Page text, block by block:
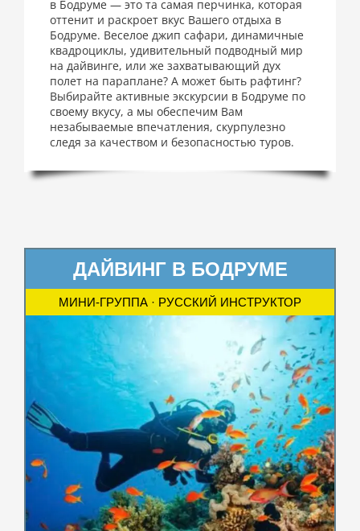
в Бодруме — это та самая перчинка, которая
оттенит и раскроет вкус Вашего отдыха в
Бодруме. Веселое джип сафари, динамичные
квадроциклы, удивительный подводный мир
на дайвинге, или же захватывающий дух
полет на параплане? А может быть рафтинг?
Выбирайте активные экскурсии в Бодруме по
своему вкусу, а мы обеспечим Вам
незабываемые впечатления, скурпулезно
следя за качеством и безопасностью туров.
ДАЙВИНГ В БОДРУМЕ
МИНИ-ГРУППА · РУССКИЙ ИНСТРУКТОР